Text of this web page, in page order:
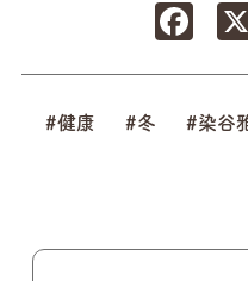
#健康 #冬 #染谷